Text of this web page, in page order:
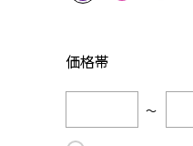
価格帯
～